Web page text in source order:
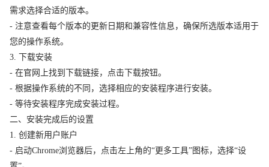
需求选择合适的版本。
- 注意查看每个版本的更新日期和兼容性信息，确保所选版本适用于
您的操作系统。
3. 下载安装
- 在官网上找到下载链接，点击下载按钮。
- 根据操作系统的不同，选择相应的安装程序进行安装。
- 等待安装程序完成安装过程。
二、安装完成后的设置
1. 创建新用户账户
- 启动Chrome浏览器后，点击左上角的“更多工具”图标，选择“设